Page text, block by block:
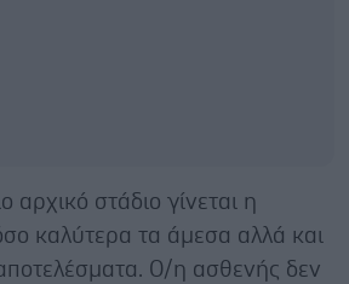
αρχικό στάδιο γίνεται η
καλύτερα τα άμεσα αλλά και
Ο/η ασθενής δεν